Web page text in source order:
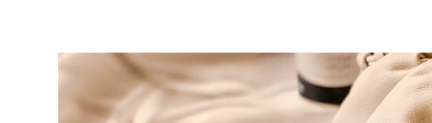
LUNA™ 4 套裝
Anti-aging massage
BEAR™ 2 套裝
Microcurrent toning